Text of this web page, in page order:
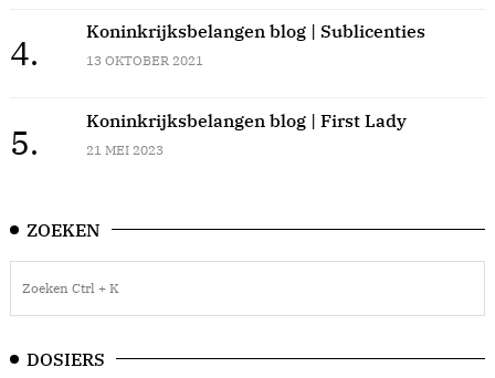
4.
Koninkrijksbelangen blog | Sublicenties
13 OKTOBER 2021
5.
Koninkrijksbelangen blog | First Lady
21 MEI 2023
ZOEKEN
DOSIERS